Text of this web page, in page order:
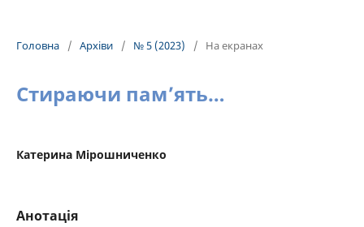
Головна / Архіви / № 5 (2023) / На екранах
Стираючи памʼять…
Катерина Мірошниченко
Анотація